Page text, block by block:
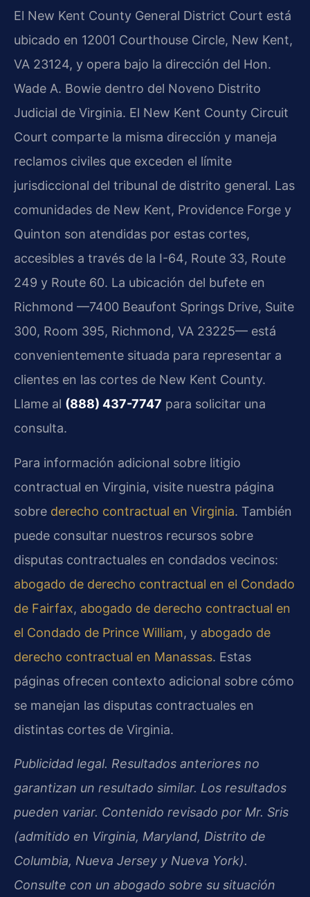
El New Kent County General District Court está
ubicado en 12001 Courthouse Circle, New Kent,
VA 23124, y opera bajo la dirección del Hon.
Wade A. Bowie dentro del Noveno Distrito
Judicial de Virginia. El New Kent County Circuit
Court comparte la misma dirección y maneja
reclamos civiles que exceden el límite
jurisdiccional del tribunal de distrito general. Las
comunidades de New Kent, Providence Forge y
Quinton son atendidas por estas cortes,
accesibles a través de la I-64, Route 33, Route
249 y Route 60. La ubicación del bufete en
Richmond —7400 Beaufont Springs Drive, Suite
300, Room 395, Richmond, VA 23225— está
convenientemente situada para representar a
clientes en las cortes de New Kent County.
Llame al (888) 437-7747 para solicitar una
consulta.
Para información adicional sobre litigio
contractual en Virginia, visite nuestra página
sobre derecho contractual en Virginia. También
puede consultar nuestros recursos sobre
disputas contractuales en condados vecinos:
abogado de derecho contractual en el Condado
de Fairfax, abogado de derecho contractual en
el Condado de Prince William, y abogado de
derecho contractual en Manassas. Estas
páginas ofrecen contexto adicional sobre cómo
se manejan las disputas contractuales en
distintas cortes de Virginia.
Publicidad legal. Resultados anteriores no
garantizan un resultado similar. Los resultados
pueden variar. Contenido revisado por Mr. Sris
(admitido en Virginia, Maryland, Distrito de
Columbia, Nueva Jersey y Nueva York).
Consulte con un abogado sobre su situación